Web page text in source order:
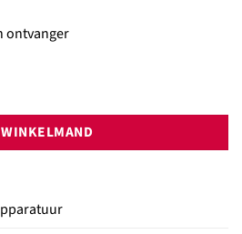
ontvanger
op statief + 1x LED Fourbar